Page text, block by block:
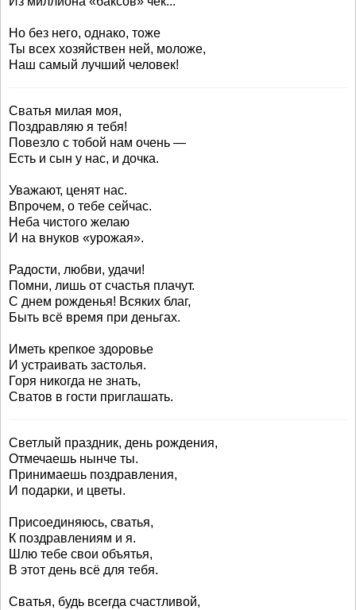
Но без него, однако, тоже
Ты всех хозяйствен ней, моложе,
Наш самый лучший человек!
Сватья милая моя,
Поздравляю я тебя!
Повезло с тобой нам очень —
Есть и сын у нас, и дочка.
Уважают, ценят нас.
Впрочем, о тебе сейчас.
Неба чистого желаю
И на внуков «урожая».
Радости, любви, удачи!
Помни, лишь от счастья плачут.
С днем рожденья! Всяких благ,
Быть всё время при деньгах.
Иметь крепкое здоровье
И устраивать застолья.
Горя никогда не знать,
Сватов в гости приглашать.
Светлый праздник, день рождения,
Отмечаешь нынче ты.
Принимаешь поздравления,
И подарки, и цветы.
Присоединяюсь, сватья,
К поздравлениям и я.
Шлю тебе свои объятья,
В этот день всё для тебя.
Сватья, будь всегда счастливой,